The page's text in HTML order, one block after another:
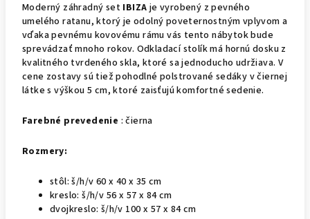
Moderný záhradný set IBIZAje vyrobený z pevného
umelého ratanu, ktorý je odolný poveternostným vplyvom a
vďaka pevnému kovovému rámu vás tento nábytok bude
sprevádzať mnoho rokov. Odkladací stolík má hornú dosku z
kvalitného tvrdeného skla, ktoré sa jednoducho udržiava. V
cene zostavy sú tiež pohodlné polstrované sedáky v čiernej
látke s výškou 5 cm, ktoré zaisťujú komfortné sedenie.
Farebné prevedenie : čierna
Rozmery:
stôl: š/h/v 60 x 40 x 35 cm
kreslo: š/h/v 56 x 57 x 84 cm
dvojkreslo: š/h/v 100 x 57 x 84 cm